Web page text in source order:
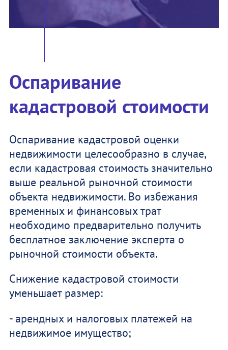
Оспаривание
кадастровой стоимости
Оспаривание кадастровой оценки
недвижимости целесообразно в случае,
если кадастровая стоимость значительно
выше реальной рыночной стоимости
объекта недвижимости. Во избежания
временных и финансовых трат
необходимо предварительно получить
бесплатное заключение эксперта о
рыночной стоимости объекта.
Снижение кадастровой стоимости
уменьшает размер:
- арендных и налоговых платежей на
недвижимое имущество;